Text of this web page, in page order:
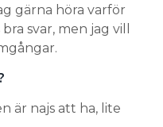
gärna höra varför
svar, men jag vill
är najs att ha, lite